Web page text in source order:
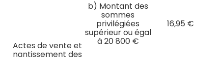
Actes de vente et
nantissement des
b) Montant des
sommes
privilégiées
supérieur ou égal
à 20 800 €
16,95 €